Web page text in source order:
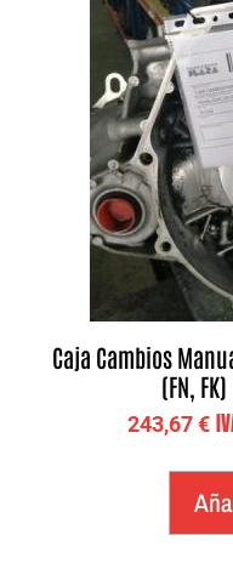
Caja Cambios
(FN,
243,67€